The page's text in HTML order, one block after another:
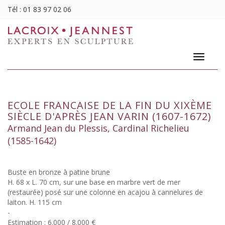
Tél : 01 83 97 02 06
Toggle
ECOLE FRANCAISE DE LA FIN DU XIXÈME
SIÈCLE D'APRÈS JEAN VARIN (1607-1672)
Armand Jean du Plessis, Cardinal Richelieu
(1585-1642)
Buste en bronze à patine brune
H. 68 x L. 70 cm, sur une base en marbre vert de mer
(restaurée) posé sur une colonne en acajou à cannelures de
laiton. H. 115 cm
-
Estimation : 6.000 / 8.000 €